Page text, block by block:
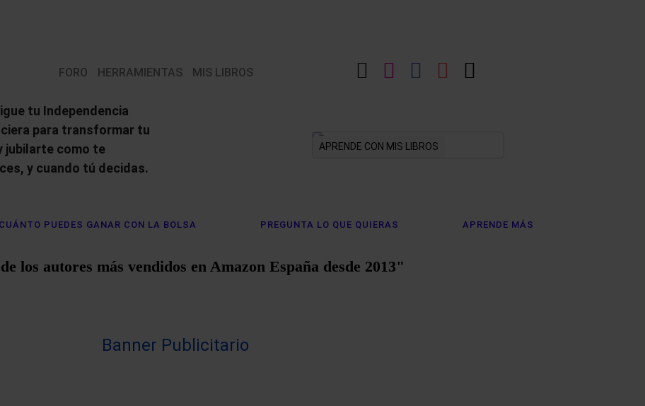
LinkedIn
Instagram
Facebook
YouTube
FORO HERRAMIENTAS MIS LIBROS
tu Independencia
para transformar tu
jubilarte como te
y cuando tú decidas.
APRENDE CON MIS LIBROS
CUÁNTO PUEDES GANAR CON LA BOLSA PREGUNTA LO QUE QUIERAS APRENDE MÁS
los autores más vendidos en Amazon España desde 2013"